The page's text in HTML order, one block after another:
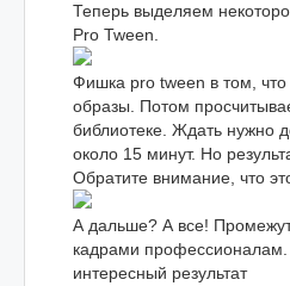
Теперь выделяем
Pro Tween.
Фишка pro tween в том, что
образы. Потом
библиотеке. Ждать нужно
около 15 минут. Но
Обратите внимание, что
А дальше? А все!
кадрами
интересный результат